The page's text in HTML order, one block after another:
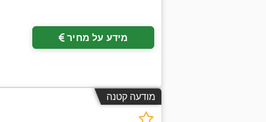
מידע על מחיר
מודעה קטנה